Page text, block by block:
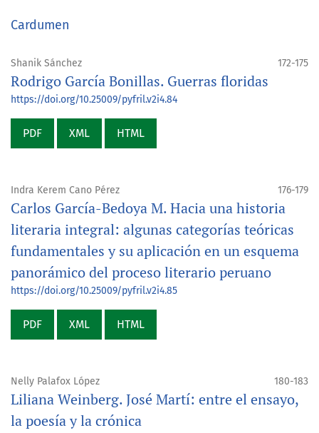
Cardumen
Shanik Sánchez 172-175
Rodrigo García Bonillas. Guerras floridas
https://doi.org/10.25009/pyfril.v2i4.84
PDF XML HTML
Indra Kerem Cano Pérez 176-179
Carlos García-Bedoya M. Hacia una historia
literaria integral: algunas categorías teóricas
fundamentales y su aplicación en un esquema
panorámico del proceso literario peruano
https://doi.org/10.25009/pyfril.v2i4.85
PDF XML HTML
Nelly Palafox López 180-183
Liliana Weinberg. José Martí: entre el ensayo,
la poesía y la crónica